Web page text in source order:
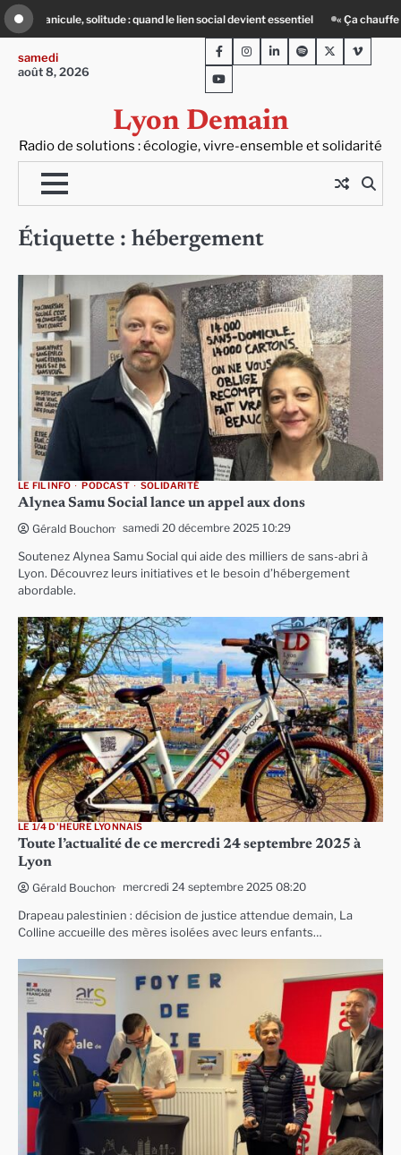
Skip
to
content
du batiment face au défi climatique 80 Jours Voyages : au cœur du
samedi
août 8, 2026
Lyon Demain
Radio de solutions : écologie, vivre-ensemble et solidarité
FacebookInstagram
LinkedInSpotifyTwitterViméo
Youtube
Étiquette : hébergement
LE FIL INFO PODCAST SOLIDARITÉ
Alynea Samu Social lance un appel aux dons
Gérald Bouchon samedi 20 décembre 2025 10:29
Soutenez Alynea Samu Social qui aide des milliers de sans-abri à
Lyon. Découvrez leurs initiatives et le besoin d’hébergement
abordable.
LE 1/4 D'HEURE LYONNAIS
Toute l’actualité de ce mercredi 24 septembre 2025 à
Lyon
Gérald Bouchon mercredi 24 septembre 2025 08:20
Drapeau palestinien : décision de justice attendue demain, La
Colline accueille des mères isolées avec leurs enfants…